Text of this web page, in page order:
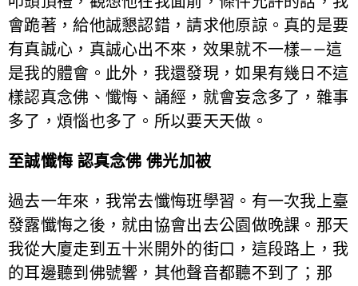
會跪著，給他誠懇認錯，請求他原諒。真的是要
有真誠心，真誠心出不來，效果就不一樣——這
是我的體會。此外，我還發現，如果有幾日不這
樣認真念佛、懺悔、誦經，就會妄念多了，雜事
多了，煩惱也多了。所以要天天做。
至誠懺悔 認真念佛 佛光加被
過去一年來，我常去懺悔班學習。有一次我上臺
發露懺悔之後，就由協會出去公園做晚課。那天
我從大廈走到五十米開外的街口，這段路上，我
的耳邊聽到佛號響，其他聲音都聽不到了；那